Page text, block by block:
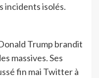
incidents isolés.
Trump brandit
massives. Ses
fin mai Twitter à